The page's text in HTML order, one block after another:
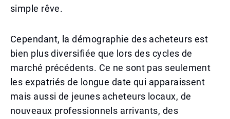
simple rêve.
Cependant, la démographie des acheteurs est
bien plus diversifiée que lors des cycles de
marché précédents. Ce ne sont pas seulement
les expatriés de longue date qui apparaissent
mais aussi de jeunes acheteurs locaux, de
nouveaux professionnels arrivants, des